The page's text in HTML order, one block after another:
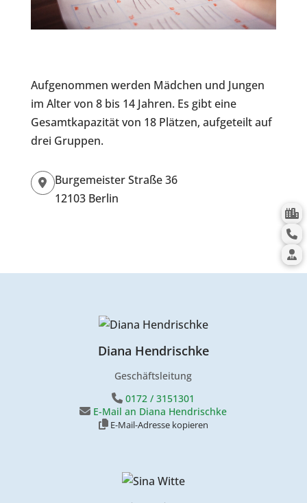
Aufgenommen werden Mädchen und Jungen
im Alter von 8 bis 14 Jahren. Es gibt eine
Gesamtkapazität von 18 Plätzen, aufgeteilt auf
drei Gruppen.
Burgemeister Straße 36
12103 Berlin
Diana Hendrischke
Geschäftsleitung
0172 / 3151301
E-Mail an Diana Hendrischke
E-Mail-Adresse kopieren